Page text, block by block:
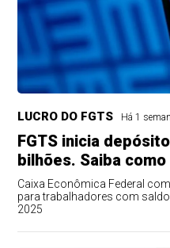
LUCRO DO FGTS Há 1
FGTS inicia
bilhões. Saiba
Caixa Econômica Federal
para trabalhadores com
2025